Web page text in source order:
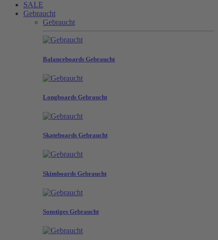
SALE
Gebraucht
Gebraucht
Balanceboards Gebraucht
Longboards Gebraucht
Skateboards Gebraucht
Skimboards Gebraucht
Sonstiges Gebraucht